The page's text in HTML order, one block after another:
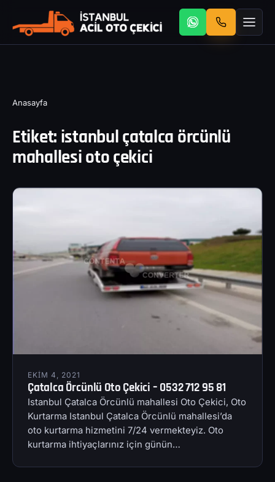
Anasayfa
Etiket: istanbul çatalca örcünlü
mahallesi oto çekici
EKIM 4, 2021
Çatalca Örcünlü Oto Çekici – 0532 712 95 81
Istanbul Çatalca Örcünlü mahallesi Oto Çekici, Oto
Kurtarma Istanbul Çatalca Örcünlü mahallesi’da
oto kurtarma hizmetini 7/24 vermekteyiz. Oto
kurtarma ihtiyaçlarınız için günün…